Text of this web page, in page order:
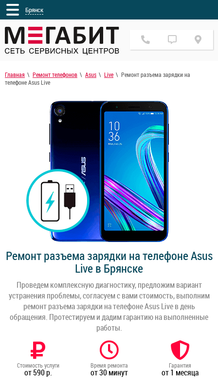
Брянск
Главная Ремонт телефонов Asus Live
Ремонт разъема зарядки на
телефоне Asus Live
Ремонт разъема зарядки на телефоне Asus
Live в Брянске
Проведем комплексную диагностику, предложим вариант
устранения проблемы, согласуем с вами стоимость, выполним
ремонт разъема зарядки на телефоне Asus Live в день
обращения. Протестируем и дадим гарантию на выполненные
работы.
Стоимость услуги
от 590 р.
Время ремонта
от 30 минут
Гарантия
от 1 месяца